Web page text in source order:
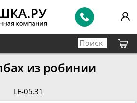
из робинии
LE-05.31